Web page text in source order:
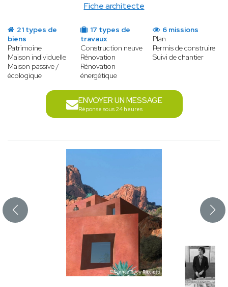
Fiche architecte
21 types de
biens
Patrimoine
Maison individuelle
Maison passive /
écologique
17 types de
travaux
Construction neuve
Rénovation
Rénovation
énergétique
6 missions
Plan
Permis de construire
Suivi de chantier
ENVOYER UN MESSAGE
Réponse sous 24 heures